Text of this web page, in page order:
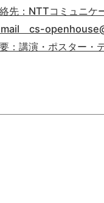
先：NTTコミュニケ
cs-
：講演・ポスター・